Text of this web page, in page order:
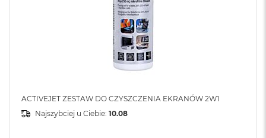
ACTIVEJET ZESTAW DO CZYSZCZENIA EKRANÓW 2W1
Najszybciej u Ciebie: 10.08